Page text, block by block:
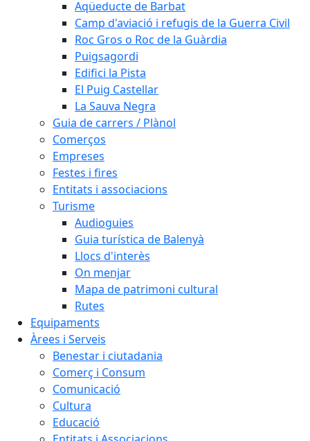
Aqüeducte de Barbat
Camp d'aviació i refugis de la Guerra Civil
Roc Gros o Roc de la Guàrdia
Puigsagordi
Edifici la Pista
El Puig Castellar
La Sauva Negra
Guia de carrers / Plànol
Comerços
Empreses
Festes i fires
Entitats i associacions
Turisme
Audioguies
Guia turística de Balenyà
Llocs d'interès
On menjar
Mapa de patrimoni cultural
Rutes
Equipaments
Àrees i Serveis
Benestar i ciutadania
Comerç i Consum
Comunicació
Cultura
Educació